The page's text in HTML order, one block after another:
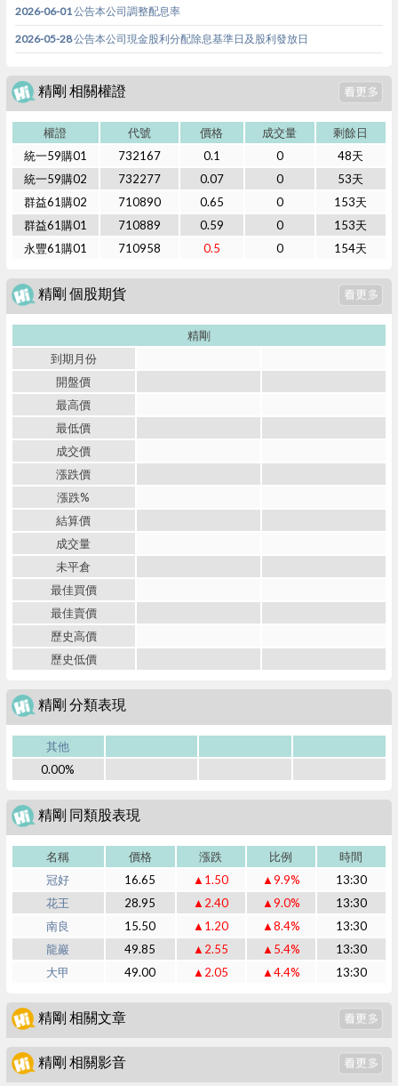
2026-06-01 公告本公司調整配息率
2026-05-28 公告本公司現金股利分配除息基準日及股利發放日
精剛 相關權證
權證 代號 價格 成交量
剩餘日
統一59購01
732167 0.1 0
48天
統一59購02
732277 0.07 0
53天
群益61購02
710890 0.65 0
153天
群益61購01
710889 0.59 0
153天
永豐61購01
710958 0.5 0 154天
精剛 個股期貨
精剛
到期月份
開盤價
最高價
最低價
成交價
漲跌價
漲跌%
結算價
成交量
未平倉
最佳買價
最佳賣價
歷史高價
歷史低價
精剛 分類表現
其他
0.00%
精剛 同類股表現
名稱 價格 漲跌 比例
時間
冠好
16.65 ▲1.50 ▲9.9%
13:30
花王
28.95 ▲2.40 ▲9.0%
13:30
南良
15.50 ▲1.20 ▲8.4%
13:30
龍巖
49.85 ▲2.55 ▲5.4%
13:30
大甲
49.00 ▲2.05 ▲4.4% 13:30
精剛 相關文章
精剛 相關影音